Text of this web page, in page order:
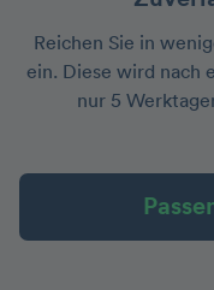
Reichen Sie in
ein. Diese wird nach
nur 5